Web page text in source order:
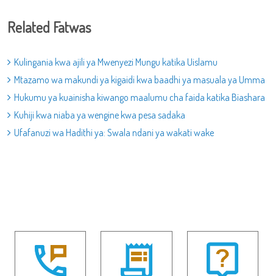
Related Fatwas
Kulingania kwa ajili ya Mwenyezi Mungu katika Uislamu
Mtazamo wa makundi ya kigaidi kwa baadhi ya masuala ya Umma
Hukumu ya kuainisha kiwango maalumu cha faida katika Biashara
Kuhiji kwa niaba ya wengine kwa pesa sadaka
Ufafanuzi wa Hadithi ya: Swala ndani ya wakati wake